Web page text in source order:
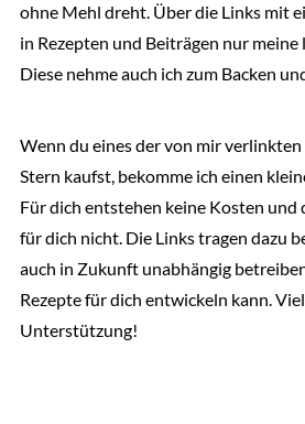
ohne Mehl dreht. Über die Links mit
in Rezepten und Beiträgen nur
Diese nehme auch ich zum Backen
Wenn du eines der von mir
Stern kaufst, bekomme ich einen
Für dich entstehen keine Kosten und
für dich nicht. Die Links tragen dazu
auch in Zukunft unabhängig
Rezepte für dich entwickeln kann.
Unterstützung!